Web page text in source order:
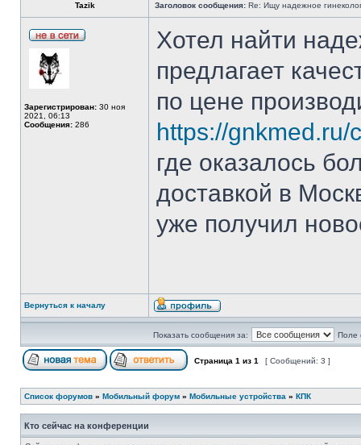
Tazik Заголовок сообщения: Re: Ищу надежное
Зарегистрирован: 30 ноя
2021, 06:13
Сообщения: 286
Хотел найти
предлагает
по цене
https://
где оказалось
доставкой в
уже получил
Вернуться к началу
Показать сообщения за: Поле
Страница 1 из 1 [ Сообщений: 3 ]
Список форумов » Мобильный форум » Мобильные устройства » КПК
Кто сейчас на конференции